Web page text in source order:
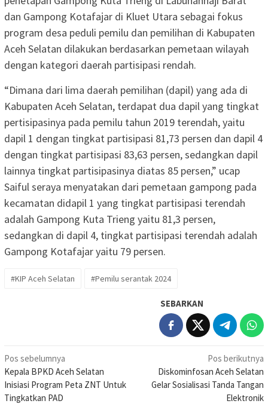
dan Gampong Kotafajar di Kluet Utara sebagai fokus
program desa peduli pemilu dan pemilihan di Kabupaten
Aceh Selatan dilakukan berdasarkan pemetaan wilayah
dengan kategori daerah partisipasi rendah.
“Dimana dari lima daerah pemilihan (dapil) yang ada di
Kabupaten Aceh Selatan, terdapat dua dapil yang tingkat
pertisipasinya pada pemilu tahun 2019 terendah, yaitu
dapil 1 dengan tingkat partisipasi 81,73 persen dan dapil 4
dengan tingkat partisipasi 83,63 persen, sedangkan dapil
lainnya tingkat partisipasinya diatas 85 persen,” ucap
Saiful seraya menyatakan dari pemetaan gampong pada
kecamatan didapil 1 yang tingkat partisipasi terendah
adalah Gampong Kuta Trieng yaitu 81,3 persen,
sedangkan di dapil 4, tingkat partisipasi terendah adalah
Gampong Kotafajar yaitu 79 persen.
#KIP Aceh Selatan #Pemilu serantak 2024
SEBARKAN
Navigasi
pos
Pos sebelumnya
Kepala BPKD Aceh Selatan
Inisiasi Program Peta ZNT Untuk
Tingkatkan PAD
Pos berikutnya
Diskominfosan Aceh Selatan
Gelar Sosialisasi Tanda Tangan
Elektronik